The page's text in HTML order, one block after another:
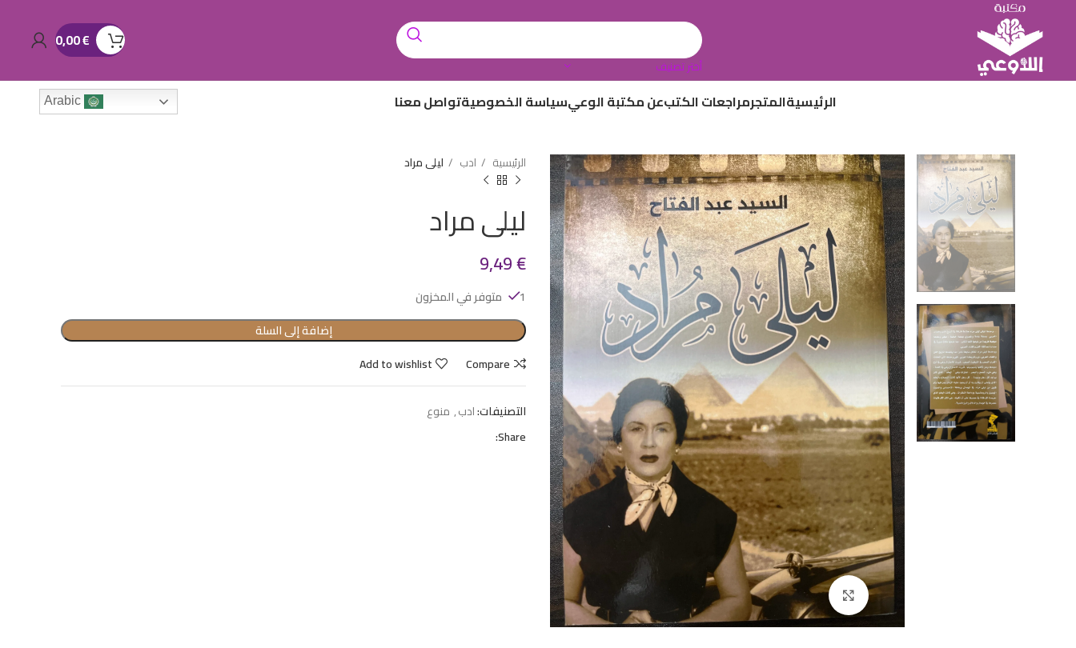
أختر تصنيف
0,00€
الرئيسيةالمتجرمراجعات الكتبعن مكتبة الوعيسياسة الخصوصيةتواصل معنا Arabic
Click to enlarge
الرئيسية ادب ليلى مراد
ليلى مراد
9,49€
1 متوفر في المخزون
إضافة إلى السلة
Compare
Add to wishlist
التصنيفات:ادب, منوع
Share: